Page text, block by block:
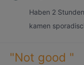
Haben 2
kamen
"Not good "